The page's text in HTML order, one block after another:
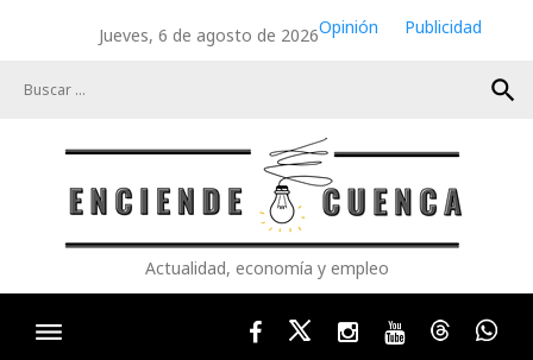
Jueves, 6 de agosto de 2026Opinión
Publicidad
search
Actualidad, economía y empleo
FacebookTwitterInstagram
YoutubeThreads